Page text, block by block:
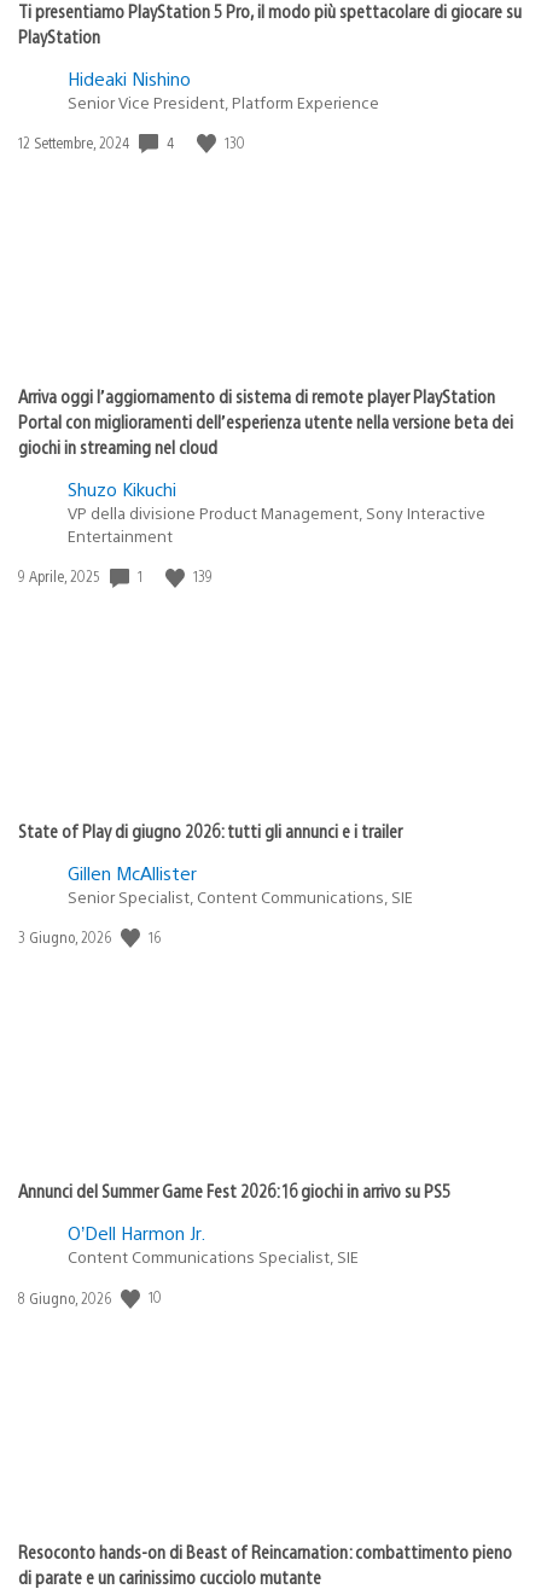
Ti presentiamo PlayStation 5 Pro, il modo più spettacolare di giocare su
PlayStation
Hideaki Nishino
Senior Vice President, Platform Experience
Data
12 Settembre, 2024 4 130
Arriva oggi l’aggiornamento di sistema di remote player PlayStation
Portal con miglioramenti dell’esperienza utente nella versione beta dei
giochi in streaming nel cloud
Shuzo Kikuchi
VP della divisione Product Management, Sony Interactive
Entertainment
Data
9 Aprile, 2025 1 139
State of Play di giugno 2026: tutti gli annunci e i trailer
Gillen McAllister
Senior Specialist, Content Communications, SIE
Data
3 Giugno, 2026 16
Annunci del Summer Game Fest 2026: 16 giochi in arrivo su PS5
O’Dell Harmon Jr.
Content Communications Specialist, SIE
Data
8 Giugno, 2026 10
Resoconto hands-on di Beast of Reincarnation: combattimento pieno
di parate e un carinissimo cucciolo mutante